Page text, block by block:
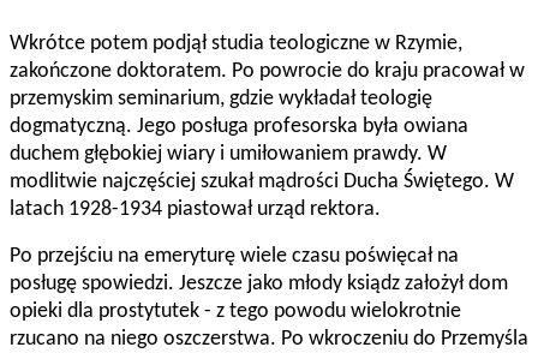
Wkrótce potem podjął studia teologiczne w Rzymie,
zakończone doktoratem. Po powrocie do kraju pracował w
przemyskim seminarium, gdzie wykładał teologię
dogmatyczną. Jego posługa profesorska była owiana
duchem głębokiej wiary i umiłowaniem prawdy. W
modlitwie najczęściej szukał mądrości Ducha Świętego. W
latach 1928-1934 piastował urząd rektora.
Po przejściu na emeryturę wiele czasu poświęcał na
posługę spowiedzi. Jeszcze jako młody ksiądz założył dom
opieki dla prostytutek - z tego powodu wielokrotnie
rzucano na niego oszczerstwa. Po wkroczeniu do Przemyśla